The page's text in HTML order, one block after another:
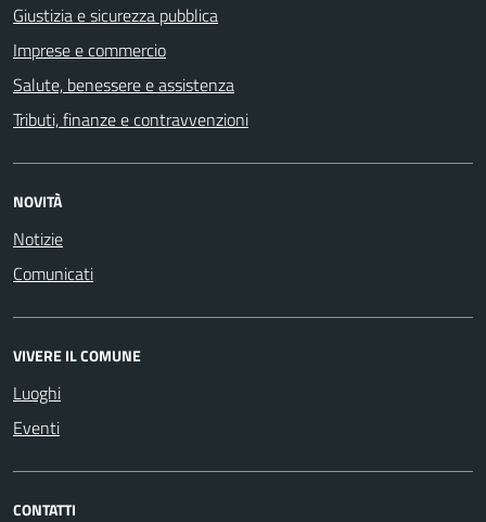
Giustizia e sicurezza pubblica
Imprese e commercio
Salute, benessere e assistenza
Tributi, finanze e contravvenzioni
NOVITÀ
Notizie
Comunicati
VIVERE IL COMUNE
Luoghi
Eventi
CONTATTI